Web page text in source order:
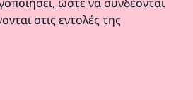
στις εντολές της